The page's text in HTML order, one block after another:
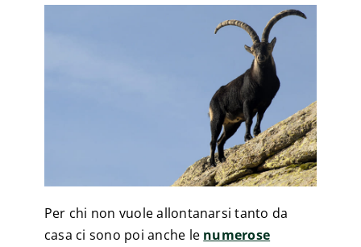
Per chi non vuole allontanarsi tanto da
casa ci sono poi anche le numerose